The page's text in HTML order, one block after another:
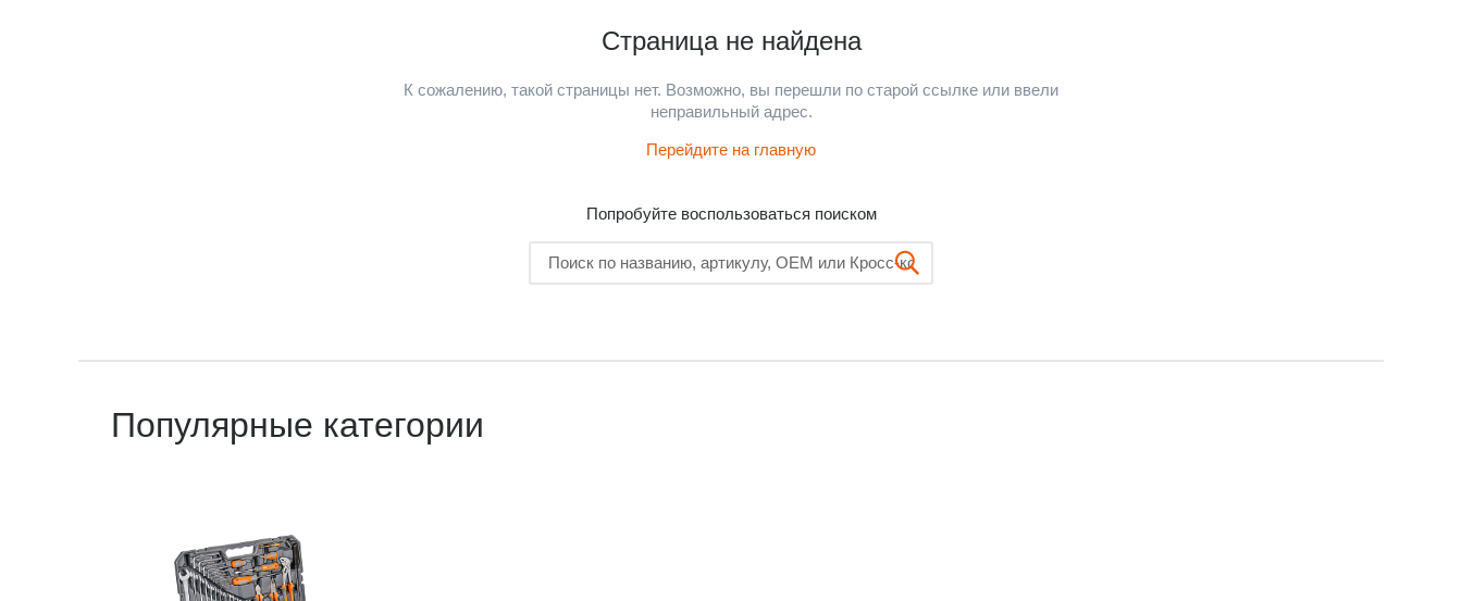
Страница не найдена
К сожалению, такой страницы нет. Возможно, вы перешли по старой ссылке или ввели
неправильный адрес.
Перейдите на главную
Попробуйте воспользоваться поиском
Популярные категории